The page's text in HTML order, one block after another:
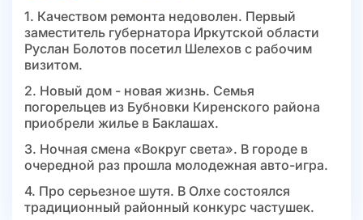
1. Качеством ремонта недоволен. Первый
заместитель губернатора Иркутской области
Руслан Болотов посетил Шелехов с рабочим
визитом.
2. Новый дом - новая жизнь. Семья
погорельцев из Бубновки Киренского района
приобрели жилье в Баклашах.
3. Ночная смена «Вокруг света». В городе в
очередной раз прошла молодежная авто-игра.
4. Про серьезное шутя. В Олхе состоялся
традиционный районный конкурс частушек.